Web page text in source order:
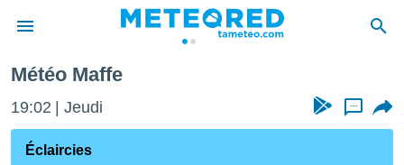
de
Météo Maffe
19:02 Jeudi ...
Éclaircies